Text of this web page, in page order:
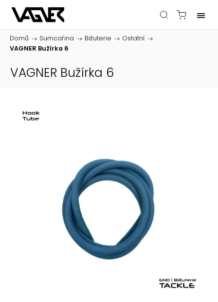
Domů / Sumcařina / Bižuterie / Ostatní /
VAGNER Bužírka 6
VAGNER Bužírka 6